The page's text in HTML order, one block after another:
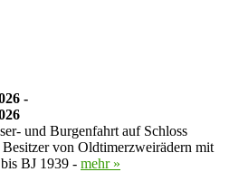
-
und Burgenfahrt auf Schloss
von Oldtimerzweirädern mit
BJ 1939 - mehr »